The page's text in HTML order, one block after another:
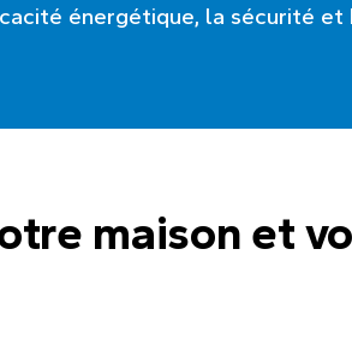
énergétique, la sécurité et
maison et